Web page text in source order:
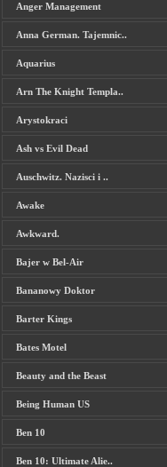
Anger Management
Anna German. Tajemnic..
Aquarius
Arn The Knight Templa..
Arystokraci
Ash vs Evil Dead
Auschwitz. Nazisci i ..
Awake
Awkward.
Bajer w Bel-Air
Bananowy Doktor
Barter Kings
Bates Motel
Beauty and the Beast
Being Human US
Ben 10
Ben 10: Ultimate Alie..